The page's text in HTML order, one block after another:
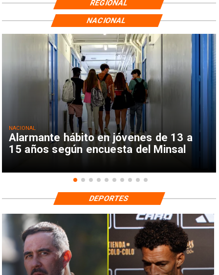
REGIONAL
Alarmante hábito en jóvenes de 13 a
15 años según encuesta del Minsal
NACIONAL
NACIONAL
DEPORTES